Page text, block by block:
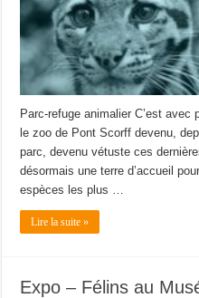
Parc-refuge animalier C’est
le zoo de Pont Scorff devenu,
parc, devenu vétuste ces
désormais une terre d’accueil
espèces les plus …
Lire la suite »
Expo – Félins au